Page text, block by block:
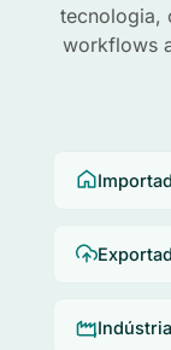
tecnologia,
workflows